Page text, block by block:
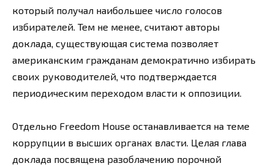
который получал наибольшее число голосов
избирателей. Тем не менее, считают авторы
доклада, существующая система позволяет
американским гражданам демократично избирать
своих руководителей, что подтверждается
периодическим переходом власти к оппозиции.
Отдельно Freedom House останавливается на теме
коррупции в высших органах власти. Целая глава
доклада посвящена разоблачению порочной